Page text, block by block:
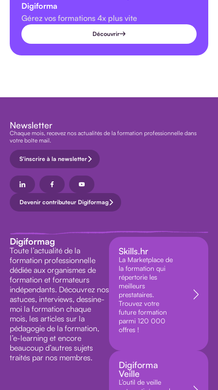
Digiforma
Gérez vos formations 4x plus vite
Découvrir
Newsletter
Chaque mois, recevez nos actualités de la formation professionnelle dans
votre boîte mail.
S'inscrire à la newsletter
Devenir contributeur Digiformag
Digiformag
Toute l’actualité de la
formation professionnelle
dédiée aux organismes de
formation et formateurs
indépendants. Découvrez nos
astuces, interviews, dessine-
moi la formation chaque
mois, les articles sur la
pédagogie de la formation,
l’e-learning et encore
beaucoup d’autres sujets
traités par nos membres.
Skills.hr
La Marketplace de
la formation qui
répertorie les
meilleurs
prestataires.
Trouvez votre
future formation
parmi 120 000
offres !
Digiforma
Veille
L’outil de veille